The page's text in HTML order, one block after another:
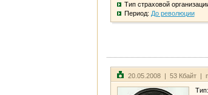
Тип страховой
Период: До революции
20.05.2008 | 53 Кбайт |
Тип: